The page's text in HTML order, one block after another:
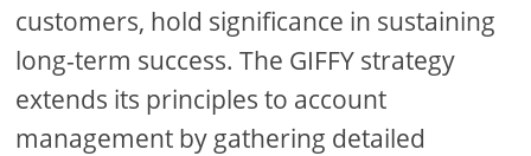
customers, hold significance in sustaining
long-term success. The GIFFY strategy
extends its principles to account
management by gathering detailed